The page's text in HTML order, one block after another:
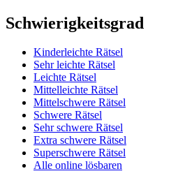
Schwierigkeitsgrad
Kinderleichte Rätsel
Sehr leichte Rätsel
Leichte Rätsel
Mittelleichte Rätsel
Mittelschwere Rätsel
Schwere Rätsel
Sehr schwere Rätsel
Extra schwere Rätsel
Superschwere Rätsel
Alle online lösbaren